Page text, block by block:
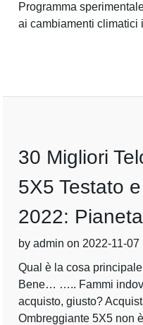
Programma
ai cambiamenti climatici
30 Migliori
5X5 Testato
2022:
by admin on 2022-11-07
Qual è la cosa
Bene… ….. Fammi
acquisto, giusto?
Ombreggiante 5X5 non